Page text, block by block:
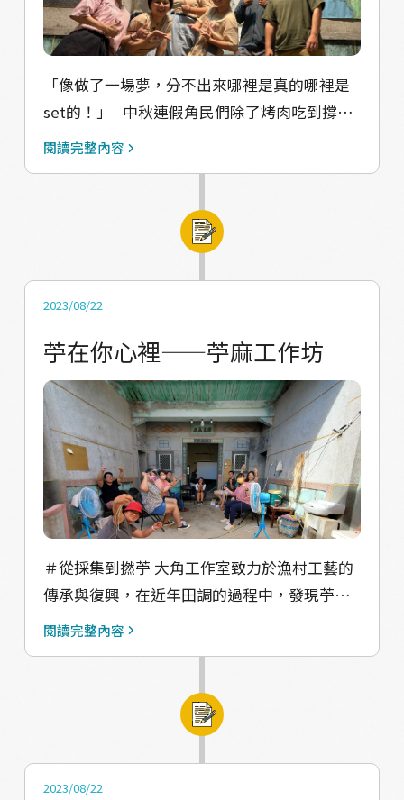
能在地方做的，能為地方做的事 發現「導覽」
像是個平台，能夠把我們「帶著外出所學的眼
光」回來，在村子裡搜集到的故事與記憶，重
新編輯、梳理，透過導覽的形式，轉譯給觀
眾，又同時能從觀眾那裡再收到新的眼光，十
因為颱風攪局而取消，預計延後至農曆年假期
我們決定設計一款「導覽地圖」，希望能隨我
年前，先分享給還沒看過實體導覽的家人們聞
香，期待這份地圖也像是邀請卡一樣，邀請家
人們回家走走！
「像做了一場夢，分不出來哪裡是真的哪裡是
set的！」 中秋連假角民們除了烤肉吃到撐外
還辦了一場大角style羅曼蒂克社區導覽內部封
前一天大夥聚在一起做道具、對台詞，笑料不
斷，幾個瞬間，就和每年農曆年，族人們從台
動竟然與生活的日常儀式感交錯綿延 故事從一
走進大池角巷弄，沿途演員看似平凡的閒聊中
藏著大池的故事，大夥在治安宮廟口遇見神秘
阿嬤後，意外掉入時空記憶裡 這場封測，邀請
到同是澎湖返鄉創生青年朋朋們前來觀賞，過
程中觀眾自然加入的對話，也成了導覽的故事
血肉，共演完全不著痕跡（甚至沒發現一切都
是設計出來的情境ＸＤ 導覽結束後，也收到許
多溫暖的觀眾回饋，以及一些創生青年才懂的
腦洞大開的討論、經驗的交流共享 最初「想把
整個村子變成舞台，將劇場元素融入導覽」天
馬行空的想法，玩著玩著竟然真的做出雛形
了！ 感謝四面八方的愛，偶棉會繼續搞下去滴
員 昭淳（飾演 柚子掉滿地的神秘阿嬤） 演員
昭涵（飾演 昭涵） 前台兼舞台監督 瑞儀 有愛
的路人aka隱藏版攝影組 國裕、秀蓉、昭悅
閱讀完整內容
2023/08/22
苧在你心裡——苧麻工作坊
＃從採集到撚苧 大角工作室致力於漁村工藝的
傳承與復興，在近年田調的過程中，發現苧麻
這項過去家家戶戶信手捻來的撚線工藝 編漁
瑞穗鄉奇美部落邀請同樣是返鄉青年的Umay
老師，到社區來分享他從民國104年，決心回到
化的心路歷程。她和我們一樣，發現曾經織布
閱讀完整內容
2023/08/22